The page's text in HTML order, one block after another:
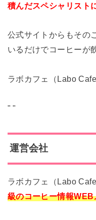
積んだスペシャリスト
公式サイトからもその
いるだけでコーヒーが
ラボカフェ（Labo Cafe
" "
運営会社
ラボカフェ（Labo
級のコーヒー情報